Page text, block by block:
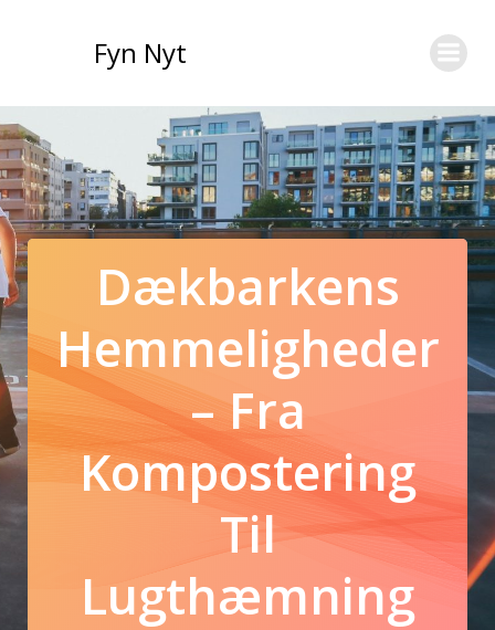
Fyn Nyt
Dækbarkens
Hemmeligheder
– Fra
Kompostering
Til
Lugthæmning